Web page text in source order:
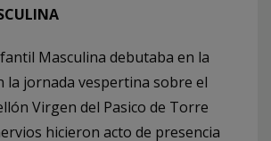
Masculina debutaba en la
la jornada vespertina sobre el
Virgen del Pasico de Torre
hicieron acto de presencia